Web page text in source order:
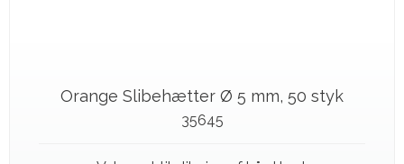
Orange Slibehætter Ø 5 mm, 50 styk
35645